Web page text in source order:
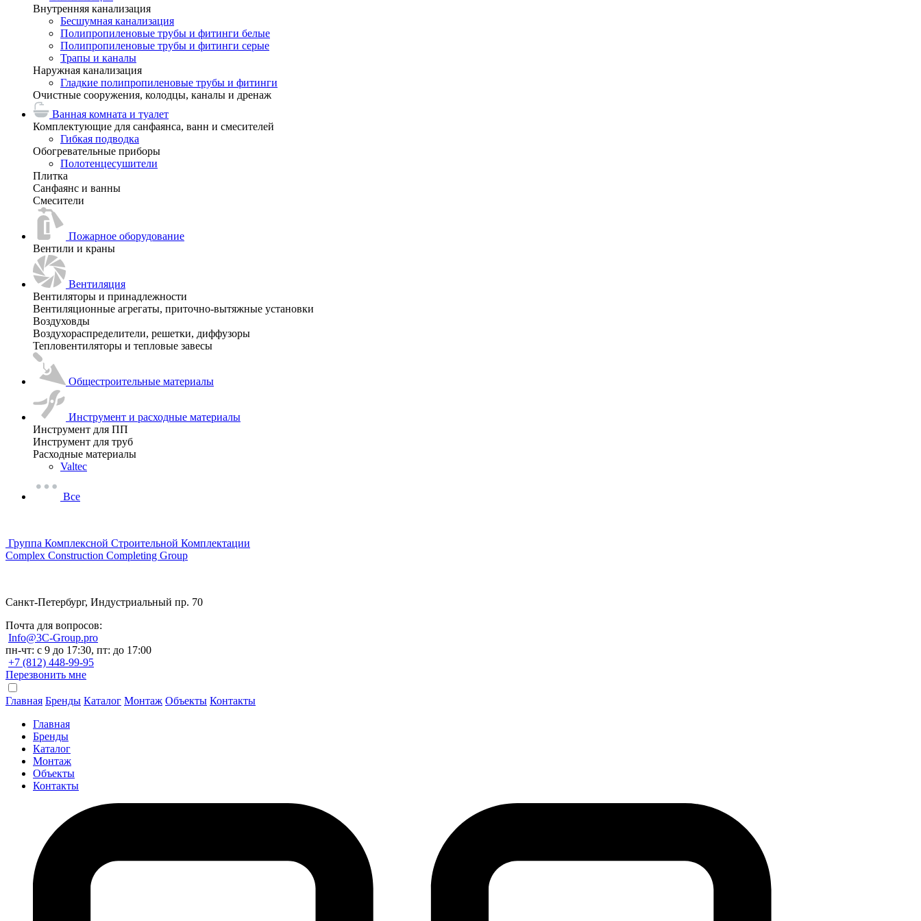
Внутренняя канализация
Бесшумная канализация
Полипропиленовые трубы и фитинги белые
Полипропиленовые трубы и фитинги серые
Трапы и каналы
Наружная канализация
Гладкие полипропиленовые трубы и фитинги
Очистные сооружения, колодцы, каналы и дренаж
Ванная комната и туалет
Комплектующие для санфаянса, ванн и смесителей
Гибкая подводка
Обогревательные приборы
Полотенцесушители
Плитка
Санфаянс и ванны
Смесители
Пожарное оборудование
Вентили и краны
Вентиляция
Вентиляторы и принадлежности
Вентиляционные агрегаты, приточно-вытяжные установки
Воздуховды
Воздухораспределители, решетки, диффузоры
Тепловентиляторы и тепловые завесы
Общестроительные материалы
Инструмент и расходные материалы
Инструмент для ПП
Инструмент для труб
Расходные материалы
Valtec
Все
Группа Комплексной Строительной Комплектации
Complex Construction Completing Group
Санкт-Петербург, Индустриальный пр. 70
Почта для вопросов:
Info@3C-Group.pro
пн-чт: с 9 до 17:30, пт: до 17:00
+7 (812) 448-99-95
Перезвонить мне
Главная Бренды Каталог Монтаж Объекты Контакты
Главная
Бренды
Каталог
Монтаж
Объекты
Контакты